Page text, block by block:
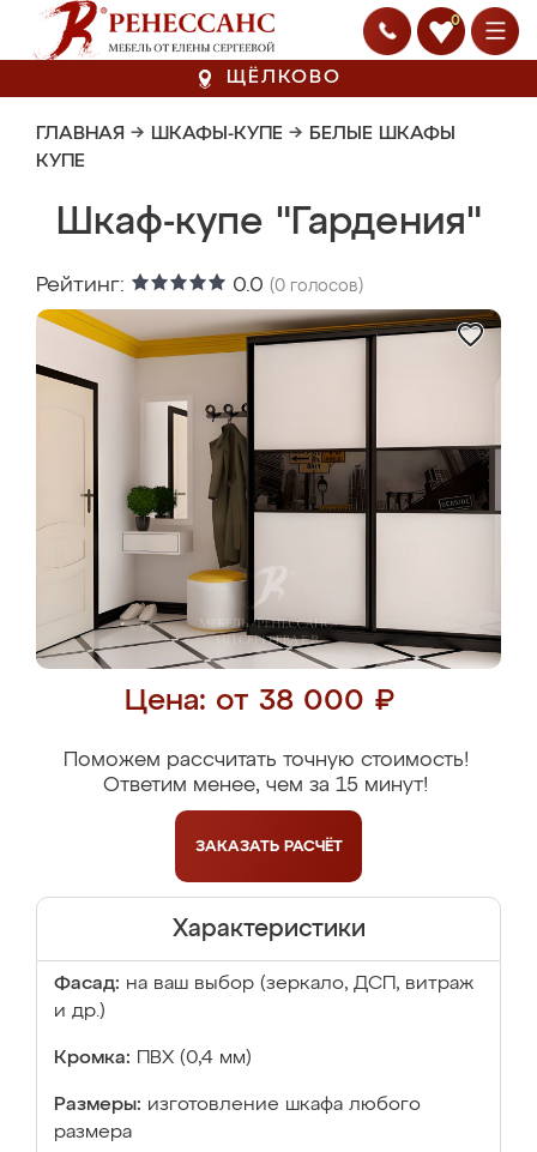
0
ЩЁЛКОВО
ГЛАВНАЯ → ШКАФЫ-КУПЕ → БЕЛЫЕ ШКАФЫ
КУПЕ
Шкаф-купе "Гардения"
Рейтинг: 0.0 (0 голосов)
Цена: от 38 000 ₽
Поможем рассчитать точную стоимость!
Ответим менее, чем за 15 минут!
ЗАКАЗАТЬ РАСЧЁТ
Характеристики
Фасад: на ваш выбор (зеркало, ДСП, витраж
и др.)
Кромка: ПВХ (0,4 мм)
Размеры: изготовление шкафа любого
размера